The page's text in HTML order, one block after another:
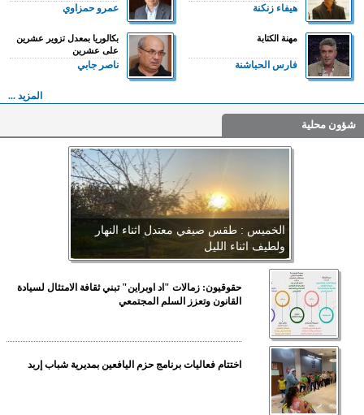
الحومة»
هيفاء زنكنة عمرو حمزاوي
مهنة الكتابة
فارس الحباشنة
بكالوريا بمعدل تزوير عشرين
على عشرين
ناصر جابي
المزيد ...
شؤون محلية
الخميس : طقس صيفي معتدل اثناء النهار
ولطيف اثناء الليل
حقوقيون: زمالات "اد اوبراين" تبني ثقافة الامتثال لسيادة
القانون وتعزز السلم المجتمعي
اختتام فعاليات برنامج حزم اليافعين بمديرية شباب إربد